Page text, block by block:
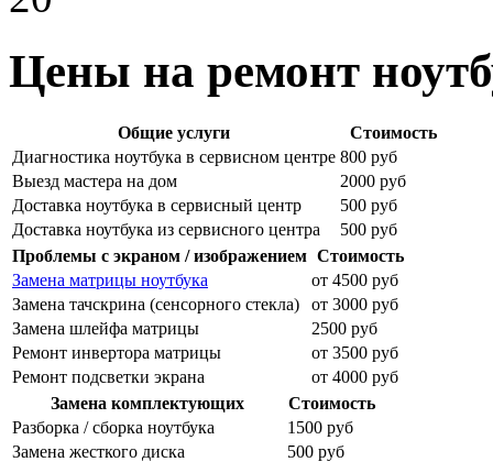
Цены на ремонт
Общие услуги
Стоимость
Диагностика ноутбука в сервисном центре 800 руб
Выезд мастера на дом
2000 руб
Доставка ноутбука в сервисный центр
500 руб
Доставка ноутбука из сервисного центра
500 руб
Проблемы с экраном / изображением Стоимость
Замена матрицы ноутбука
от 4500 руб
Замена тачскрина (сенсорного стекла)
от 3000 руб
Замена шлейфа матрицы
2500 руб
Ремонт инвертора матрицы
от 3500 руб
Ремонт подсветки экрана
от 4000 руб
Замена комплектующих
Стоимость
Разборка / сборка ноутбука
1500 руб
Замена жесткого диска
500 руб